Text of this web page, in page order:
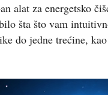
alat za energetsko
šta što vam
do jedne trećine,